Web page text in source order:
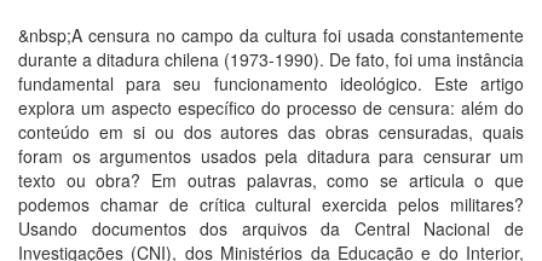
&nbsp;A censura no campo da cultura foi usada constantemente
durante a ditadura chilena (1973-1990). De fato, foi uma instância
fundamental para seu funcionamento ideológico. Este artigo
explora um aspecto específico do processo de censura: além do
conteúdo em si ou dos autores das obras censuradas, quais
foram os argumentos usados pela ditadura para censurar um
texto ou obra? Em outras palavras, como se articula o que
podemos chamar de crítica cultural exercida pelos militares?
Usando documentos dos arquivos da Central Nacional de
Investigações (CNI), dos Ministérios da Educação e do Interior,